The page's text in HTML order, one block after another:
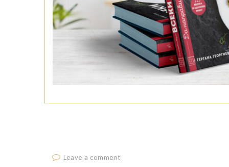
Leave a comment